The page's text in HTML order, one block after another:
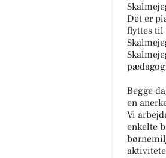
Det er
flyttes til
Begge
en
Vi
enkelte